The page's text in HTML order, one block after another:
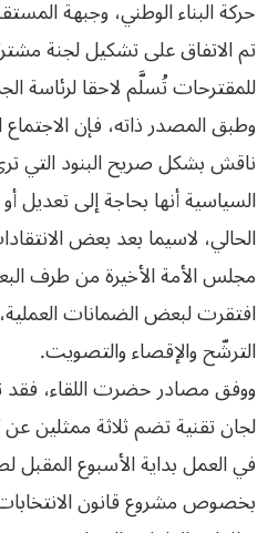
حركة البناء الوطني، وجبهة
تم الاتفاق على تشكيل لجنة
للمقترحات تُسلَّم لاحقا لرئاسة
وطبق المصدر ذاته، فإن
ناقش بشكل صريح البنود التي
السياسية أنها بحاجة إلى تعديل
الحالي، لاسيما بعد بعض
مجلس الأمة الأخيرة من طرف
افتقرت لبعض الضمانات
الترشّح والإقصاء والتصويت.
ووفق مصادر حضرت اللقاء، فقد
لجان تقنية تضم ثلاثة ممثلين
في العمل بداية الأسبوع
بخصوص مشروع قانون